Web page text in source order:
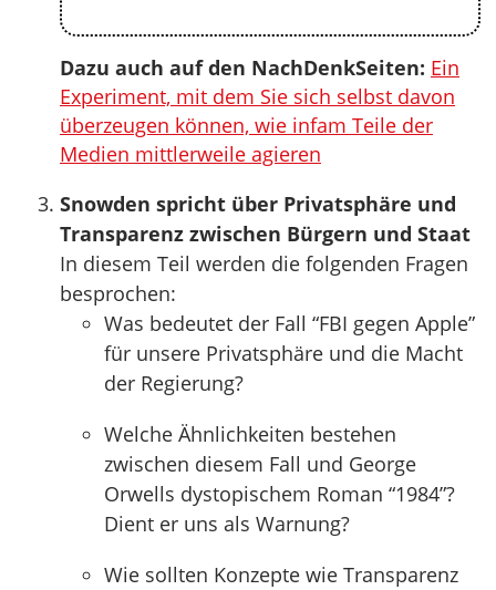
Dazu auch auf den NachDenkSeiten: Ein
Experiment, mit dem Sie sich selbst davon
überzeugen können, wie infam Teile der
Medien mittlerweile agieren
Snowden spricht über Privatsphäre und
Transparenz zwischen Bürgern und Staat
In diesem Teil werden die folgenden Fragen
besprochen:
Was bedeutet der Fall “FBI gegen Apple”
für unsere Privatsphäre und die Macht
der Regierung?
Welche Ähnlichkeiten bestehen
zwischen diesem Fall und George
Orwells dystopischem Roman “1984”?
Dient er uns als Warnung?
Wie sollten Konzepte wie Transparenz